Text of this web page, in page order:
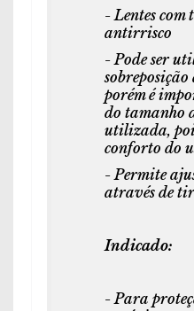
- Lentes
antirrisco
- Pode ser
porém é
do tamanho
utilizada,
conforto do
- Permite
através de
Indicado:
- Para